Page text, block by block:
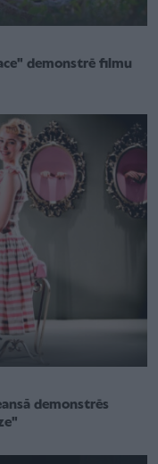
demonstrē filmu
demonstrēs